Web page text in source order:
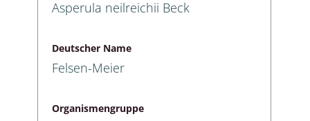
Asperula neilreichii Beck
Deutscher Name
Felsen-Meier
Organismengruppe